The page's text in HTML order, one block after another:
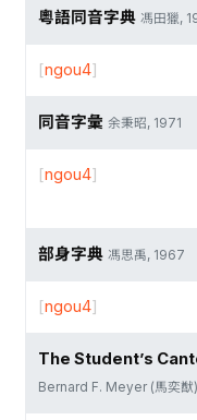
粵語同音字典 馮田獵,
[ngou4]
同音字彙 余秉昭, 1971
[ngou4]
部身字典 馮思禹, 1967
[ngou4]
The Student’s
Bernard F. Meyer (馬奕